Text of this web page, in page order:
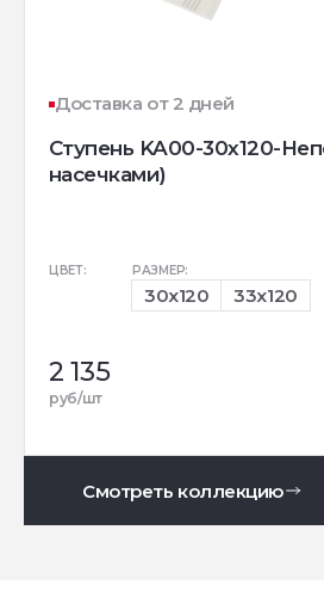
Доставка от 2 дней
Ступень KA00-30x120-
насечками)
ЦВЕТ: РАЗМЕР:
30x120 33x120
2 135
руб/шт
Смотреть коллекцию